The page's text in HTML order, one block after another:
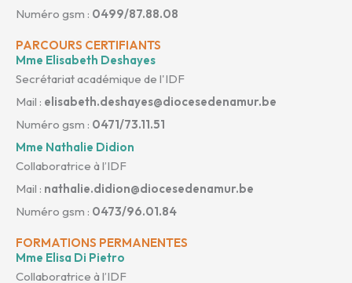
Numéro gsm : 0499/87.88.08
PARCOURS CERTIFIANTS
Mme Elisabeth Deshayes
Secrétariat académique de l'IDF
Mail : elisabeth.deshayes@diocesedenamur.be
Numéro gsm : 0471/73.11.51
Mme Nathalie Didion
Collaboratrice à l’IDF
Mail : nathalie.didion@diocesedenamur.be
Numéro gsm : 0473/96.01.84
FORMATIONS PERMANENTES
Mme Elisa Di Pietro
Collaboratrice à l’IDF